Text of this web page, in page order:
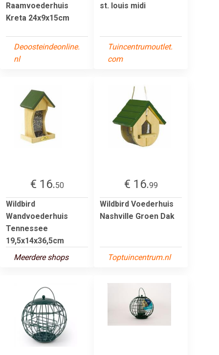
Raamvoederhuis
Kreta 24x9x15cm
Deoosteindeonline.
nl
st. louis midi
Tuincentrumoutlet.
com
€ 16.50
Wildbird
Wandvoederhuis
Tennessee
19,5x14x36,5cm
Meerdere shops
€ 16.99
Wildbird Voederhuis
Nashville Groen Dak
Toptuincentrum.nl